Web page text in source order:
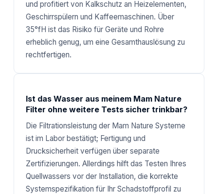
und profitiert von Kalkschutz an Heizelementen,
Geschirrspülern und Kaffeemaschinen. Über
35°fH ist das Risiko für Geräte und Rohre
erheblich genug, um eine Gesamthauslösung zu
rechtfertigen.
Ist das Wasser aus meinem Mam Nature
Filter ohne weitere Tests sicher trinkbar?
Die Filtrationsleistung der Mam Nature Systeme
ist im Labor bestätigt; Fertigung und
Drucksicherheit verfügen über separate
Zertifizierungen. Allerdings hilft das Testen Ihres
Quellwassers vor der Installation, die korrekte
Systemspezifikation für Ihr Schadstoffprofil zu